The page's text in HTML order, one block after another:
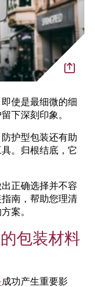
使是最细微的细
下深刻印象。
护型包装还有助
。归根结底，它
正确选择并不容
南，帮助您理清
案。
包装材料
成功产生重要影